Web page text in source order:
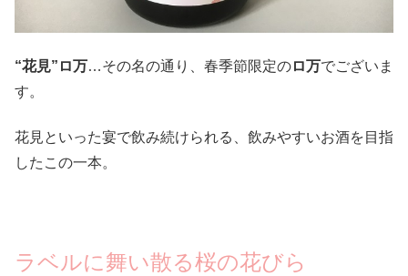
“花見”ロ万…その名の通り、春季節限定のロ万でございま
す。
花見といった宴で飲み続けられる、飲みやすいお酒を目指
したこの一本。
ラベルに舞い散る桜の花びら